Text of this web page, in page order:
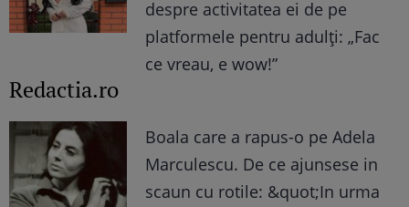
despre activitatea ei de pe
platformele pentru adulți: „Fac
ce vreau, e wow!”
Redactia.ro
Boala care a rapus-o pe Adela
Marculescu. De ce ajunsese in
scaun cu rotile: &quot;In urma